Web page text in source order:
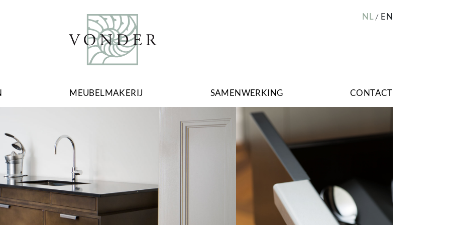
MEUBELMAKERIJ SAMENWERKING CONTACT
NL EN
Image